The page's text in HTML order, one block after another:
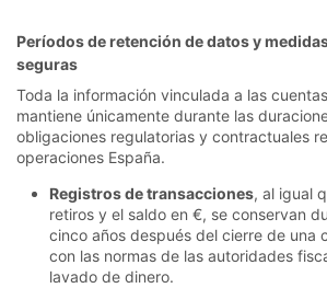
Períodos de retención de datos y
seguras
Toda la información vinculada a las
mantiene únicamente durante las
obligaciones regulatorias y contractuales
operaciones España.
Registros de transacciones, al igual
retiros y el saldo en €, se conservan
cinco años después del cierre de una
con las normas de las autoridades
lavado de dinero.